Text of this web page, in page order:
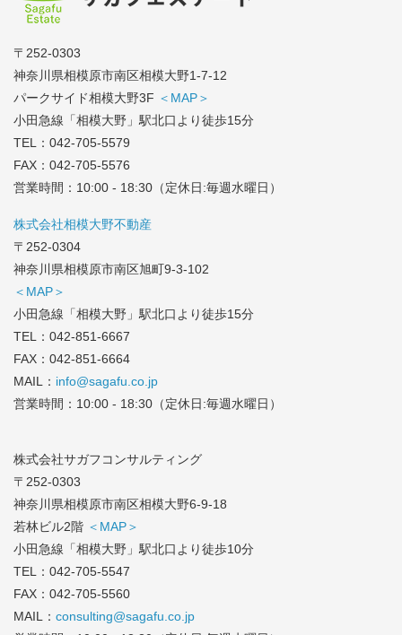
〒252-0303
神奈川県相模原市南区相模大野1-7-12
パークサイド相模大野3F ＜MAP＞
小田急線「相模大野」駅北口より徒歩15分
TEL： 042-705-5579
FAX：042-705-5576
営業時間：10:00 - 18:30（定休日:毎週水曜日）
株式会社相模大野不動産
〒252-0304
神奈川県相模原市南区旭町9-3-102
＜MAP＞
小田急線「相模大野」駅北口より徒歩15分
TEL： 042-851-6667
FAX：042-851-6664
MAIL： info@sagafu.co.jp
営業時間：10:00 - 18:30（定休日:毎週水曜日）
株式会社サガフコンサルティング
〒252-0303
神奈川県相模原市南区相模大野6-9-18
若林ビル2階 ＜MAP＞
小田急線「相模大野」駅北口より徒歩10分
TEL： 042-705-5547
FAX：042-705-5560
MAIL： consulting@sagafu.co.jp